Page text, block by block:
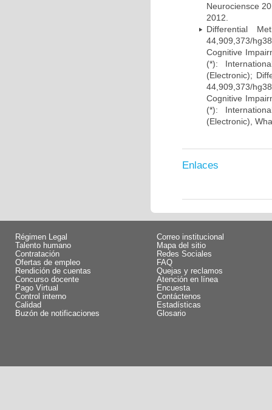
Neurociensce
2012.
Differential
44,909,373/
Cognitive
(*):
(Electronic);
44,909,373/
Cognitive
(*):
(Electronic),
Enlaces
Régimen Legal
Talento humano
Contratación
Ofertas de empleo
Rendición de cuentas
Concurso docente
Pago Virtual
Control interno
Calidad
Buzón de notificaciones
Correo institucional
Mapa del sitio
Redes Sociales
FAQ
Quejas y reclamos
Atención en línea
Encuesta
Contáctenos
Estadísticas
Glosario